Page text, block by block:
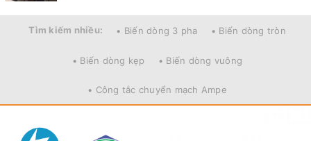
Tìm kiếm nhiều: • Biến dòng 3 pha • Biến dòng tròn
• Biến dòng kẹp • Biến dòng vuông
• Công tắc chuyển mạch Ampe